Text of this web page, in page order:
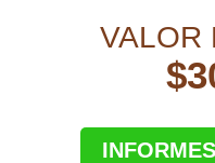
VALOR